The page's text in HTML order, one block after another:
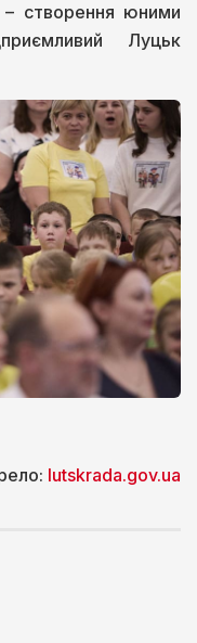
створення юними
Луцьк
lutskrada.gov.ua